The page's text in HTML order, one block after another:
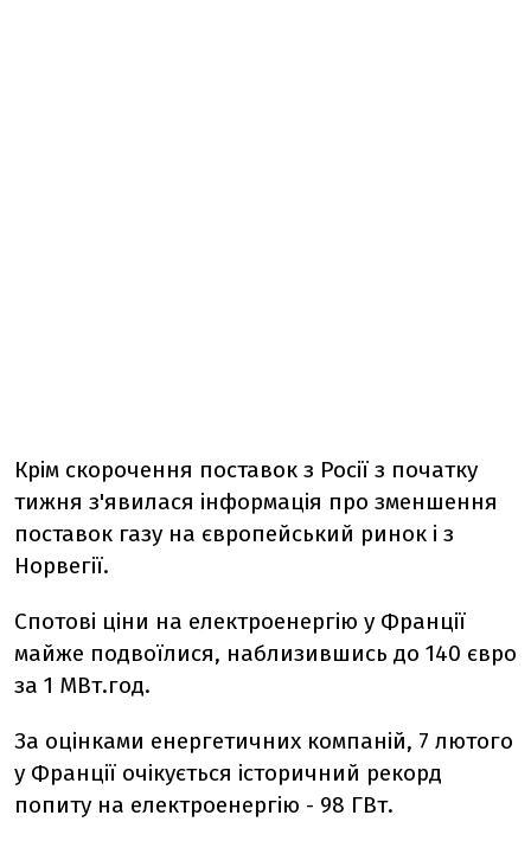
Крім скорочення поставок з Росії з початку
тижня з'явилася інформація про зменшення
поставок газу на європейський ринок і з
Норвегії.
Спотові ціни на електроенергію у Франції
майже подвоїлися, наблизившись до 140 євро
за 1 МВт.год.
За оцінками енергетичних компаній, 7 лютого
у Франції очікується історичний рекорд
попиту на електроенергію - 98 ГВт.